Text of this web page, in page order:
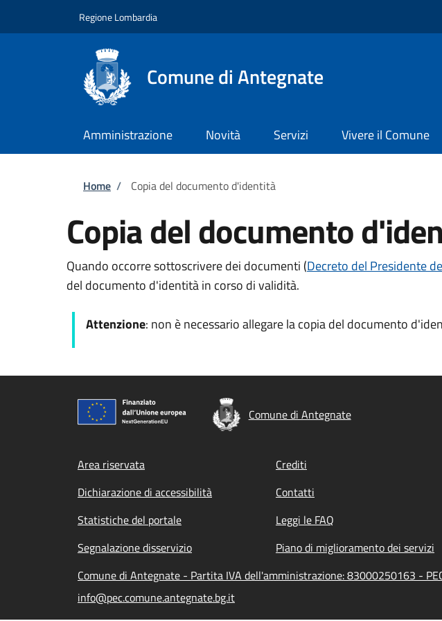
Regione Lombardia
Comune di Antegnate
Amministrazione Novità Servizi Vivere il Comune
Briciole di pane
Home / Copia del documento d'identità
Copia del documento
Quando occorre sottoscrivere dei documenti (Decreto del Presidente
del documento d'identità in corso di validità.
Attenzione: non è necessario allegare la copia del documento
Comune di Antegnate
Footer menu
Area riservata Crediti
Dichiarazione di accessibilità
Contatti
Statistiche del portale
Leggi le FAQ
Segnalazione disservizio
Piano di miglioramento dei servizi
Comune di Antegnate - Partita IVA dell'amministrazione: 83000250163 -
info@pec.comune.antegnate.bg.it